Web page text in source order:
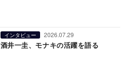
インタビュー 2026.07.29
酒井一圭、モナキの活躍を語る